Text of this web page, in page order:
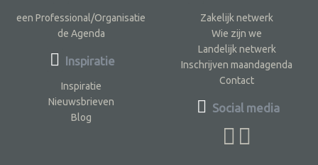
een Professional/Organisatie
de Agenda
Inspiratie
Inspiratie
Nieuwsbrieven
Blog
Zakelijk netwerk
Wie zijn we
Landelijk netwerk
Inschrijven maandagenda
Contact
Social media